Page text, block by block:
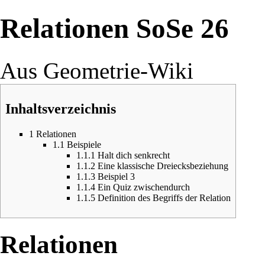
Relationen SoSe 26
Aus Geometrie-Wiki
Inhaltsverzeichnis
1 Relationen
1.1 Beispiele
1.1.1 Halt dich senkrecht
1.1.2 Eine klassische Dreiecksbeziehung
1.1.3 Beispiel 3
1.1.4 Ein Quiz zwischendurch
1.1.5 Definition des Begriffs der Relation
Relationen